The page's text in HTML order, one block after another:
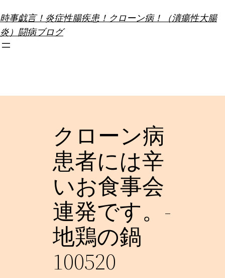
容
を
ス
時事戯言！炎症性腸疾患！クローン病！（潰瘍性大腸
炎）闘病ブログ
クローン病
患者には辛
いお食事会
連発です。-
地鶏の鍋
100520